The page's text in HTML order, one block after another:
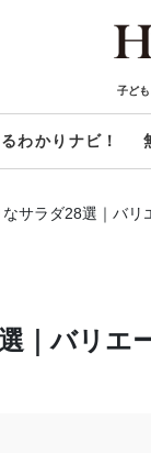
子ど
わかりナビ！
サラダ28選｜バリ
｜バリエ